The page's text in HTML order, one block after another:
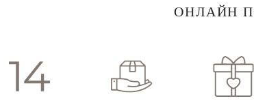
ОНЛАЙН